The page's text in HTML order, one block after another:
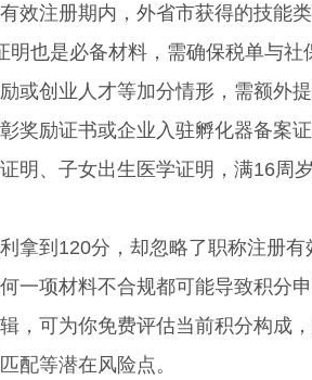
效注册期内，外省市获得的技能
也是必备材料，需确保税单与社
创业人才等加分情形，需额外
奖励证书或企业入驻孵化器备案
明、子女出生医学证明，满16周
到120分，却忽略了职称注册有
一项材料不合规都可能导致积分
，可为你免费评估当前积分构成
配等潜在风险点。